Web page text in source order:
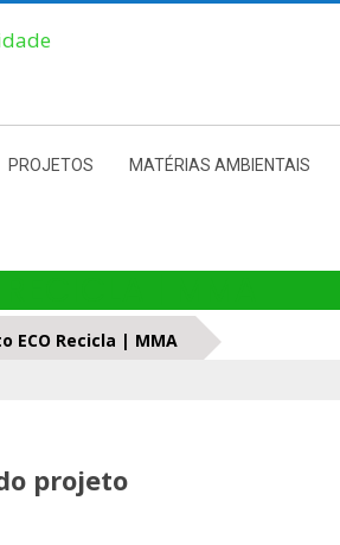
PROJETOS MATÉRIAS AMBIENTAIS
ECO Recicla | MMA
projeto